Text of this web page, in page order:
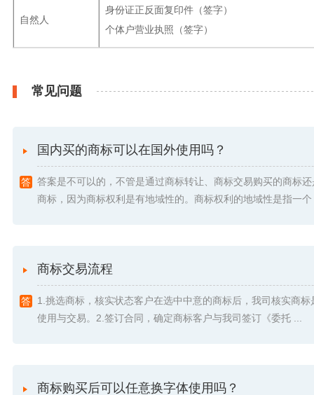
自然人
身份证正反面复印件（签字）
个体户营业执照（签字）
常见问题
国内买的商标可以在国外使用吗？
答案是不可以的，不管是通过商标转让、商标交易购买的商标
商标，因为商标权利是有地域性的。商标权利的地域性是指一
商标交易流程
1.挑选商标，核实状态客户在选中中意的商标后，我司核实商标
使用与交易。2.签订合同，确定商标客户与我司签订《委托 ...
商标购买后可以任意换字体使用吗？